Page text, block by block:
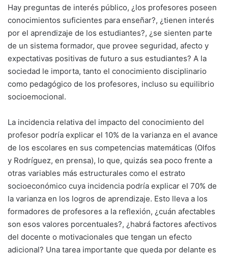
Hay preguntas de interés público, ¿los profesores poseen
conocimientos suficientes para enseñar?, ¿tienen interés
por el aprendizaje de los estudiantes?, ¿se sienten parte
de un sistema formador, que provee seguridad, afecto y
expectativas positivas de futuro a sus estudiantes? A la
sociedad le importa, tanto el conocimiento disciplinario
como pedagógico de los profesores, incluso su equilibrio
socioemocional.
La incidencia relativa del impacto del conocimiento del
profesor podría explicar el 10% de la varianza en el avance
de los escolares en sus competencias matemáticas (Olfos
y Rodríguez, en prensa), lo que, quizás sea poco frente a
otras variables más estructurales como el estrato
socioeconómico cuya incidencia podría explicar el 70% de
la varianza en los logros de aprendizaje. Esto lleva a los
formadores de profesores a la reflexión, ¿cuán afectables
son esos valores porcentuales?, ¿habrá factores afectivos
del docente o motivacionales que tengan un efecto
adicional? Una tarea importante que queda por delante es